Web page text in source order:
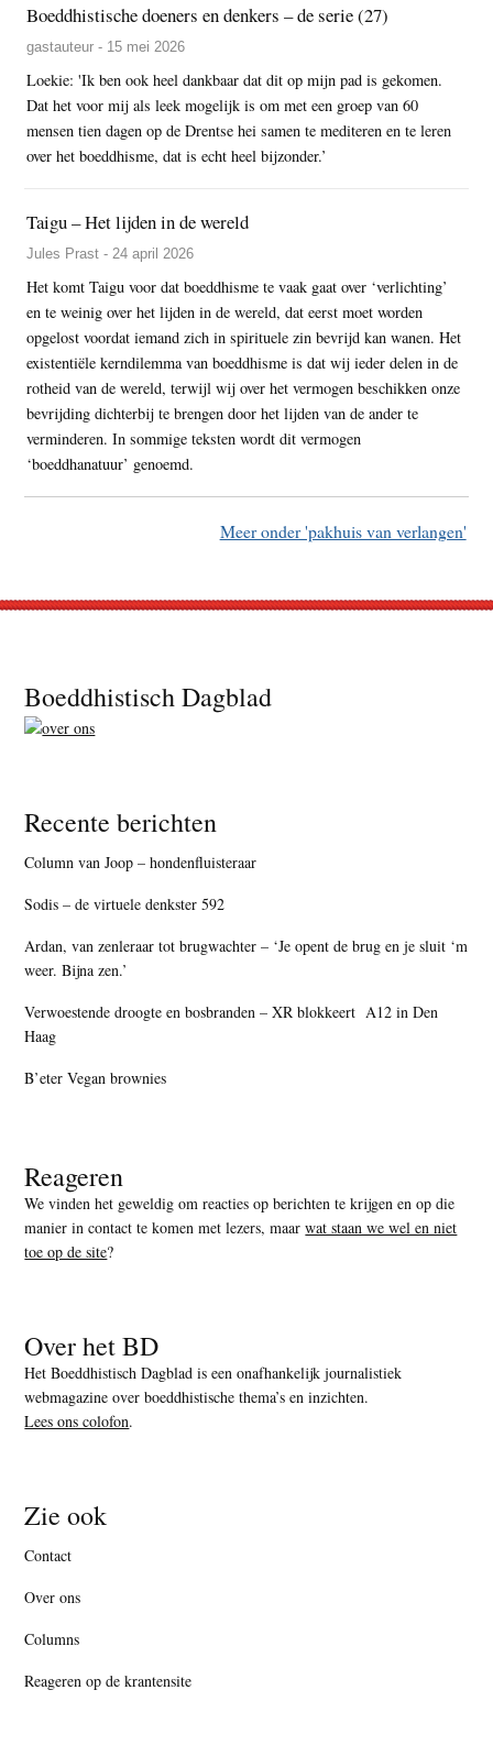
Boeddhistische doeners en denkers – de serie (27)
gastauteur - 15 mei 2026
Loekie: 'Ik ben ook heel dankbaar dat dit op mijn pad is gekomen.
Dat het voor mij als leek mogelijk is om met een groep van 60
mensen tien dagen op de Drentse hei samen te mediteren en te leren
over het boeddhisme, dat is echt heel bijzonder.’
Taigu – Het lijden in de wereld
Jules Prast - 24 april 2026
Het komt Taigu voor dat boeddhisme te vaak gaat over ‘verlichting’
en te weinig over het lijden in de wereld, dat eerst moet worden
opgelost voordat iemand zich in spirituele zin bevrijd kan wanen. Het
existentiële kerndilemma van boeddhisme is dat wij ieder delen in de
rotheid van de wereld, terwijl wij over het vermogen beschikken onze
bevrijding dichterbij te brengen door het lijden van de ander te
verminderen. In sommige teksten wordt dit vermogen
‘boeddhanatuur’ genoemd.
Meer onder 'pakhuis van verlangen'
Footer
Boeddhistisch Dagblad
Recente berichten
Column van Joop – hondenfluisteraar
Sodis – de virtuele denkster 592
Ardan, van zenleraar tot brugwachter – ‘Je opent de brug en je sluit ‘m
weer. Bijna zen.’
Verwoestende droogte en bosbranden – XR blokkeert A12 in Den
Haag
B’eter Vegan brownies
Reageren
We vinden het geweldig om reacties op berichten te krijgen en op die
manier in contact te komen met lezers, maarwat staan we wel en niet
toe op de site?
Over het BD
Het Boeddhistisch Dagblad is een onafhankelijk journalistiek
webmagazine over boeddhistische thema’s en inzichten.
Lees ons colofon.
Zie ook
Contact
Over ons
Columns
Reageren op de krantensite